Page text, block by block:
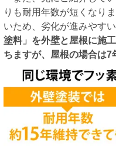
りも耐用年数が短くなり
いため、劣化が進みやすい
塗料」を外壁と屋根に施
ちますが、屋根の場合は7